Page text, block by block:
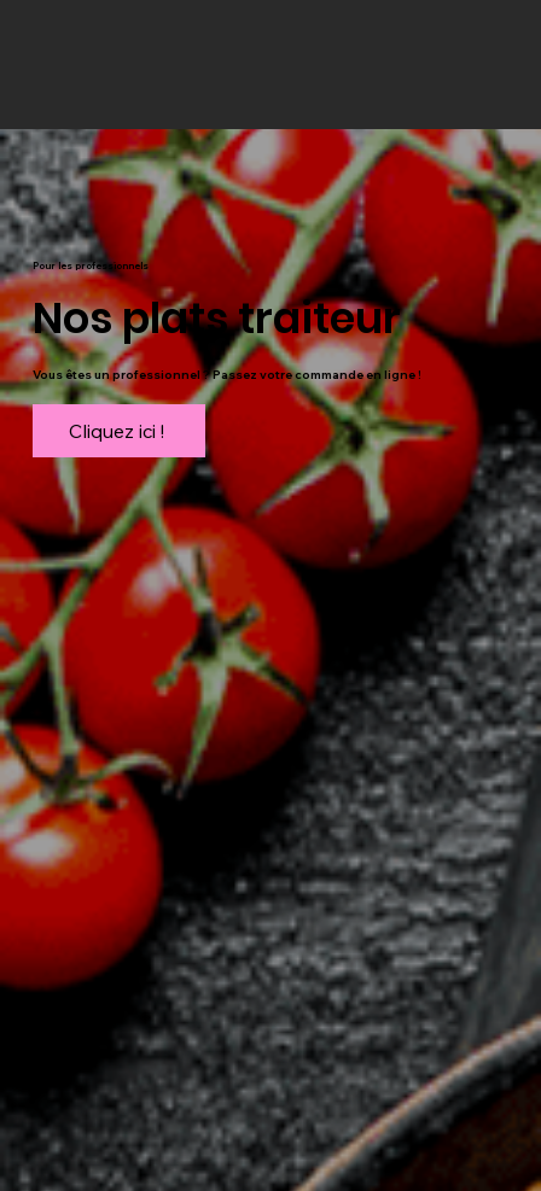
Pour les professionnels
Nos plats traiteur
Vous êtes un professionnel ? Passez votre commande en ligne !
Cliquez ici !